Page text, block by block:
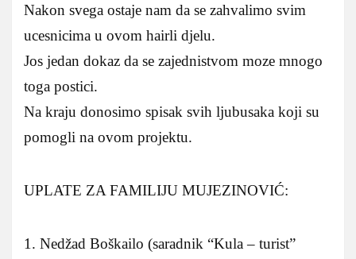
Nakon svega ostaje nam da se zahvalimo svim
ucesnicima u ovom hairli djelu.
Jos jedan dokaz da se zajednistvom moze mnogo
toga postici.
Na kraju donosimo spisak svih ljubusaka koji su
pomogli na ovom projektu.
UPLATE ZA FAMILIJU MUJEZINOVIĆ:
1. Nedžad Boškailo (saradnik “Kula – turist”